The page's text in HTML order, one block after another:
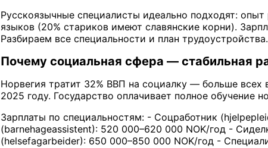
Русскоязычные специалисты идеально подходят:
языков (20% стариков имеют славянские корни).
Разбираем все специальности и план трудоустройства.
Почему социальная сфера — стабильная
Норвегия тратит 32% ВВП на социалку — больше
2025 году. Государство оплачивает полное
Зарплаты по специальностям: - Соцработник
(barnehageassistent): 520 000–620 000 NOK/год -
(helsefagarbeider): 650 000–850 000 NOK/год -